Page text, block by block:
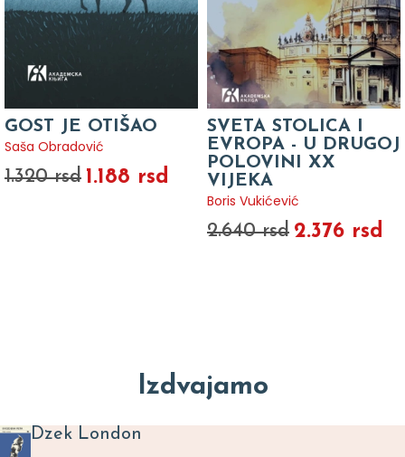
GOST JE OTIŠAO
Saša Obradović
1.320 rsd 1.188 rsd
SVETA STOLICA I
EVROPA - U DRUGOJ
POLOVINI XX
VIJEKA
Boris Vukićević
2.640 rsd 2.376 rsd
Izdvajamo
Dzek London